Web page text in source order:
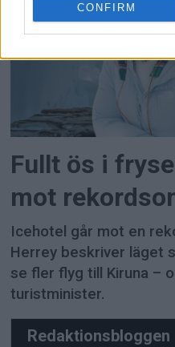
CONFIRM
Fullt ös i
mot
Icehotel går mot en
Herrey beskriver läget
se fler flyg till Kiruna –
turistminister.
Redaktionsbloggen